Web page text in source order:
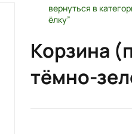
вернуться в
ёлку”
Корзина
тёмно-